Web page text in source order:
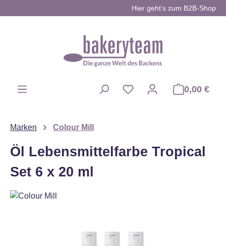
Hier geht’s zum B2B-Shop
0,00 €
Marken Colour Mill
Öl Lebensmittelfarbe Tropical
Set 6 x 20 ml